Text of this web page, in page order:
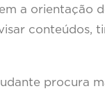
a orientação
conteúdos,
procura